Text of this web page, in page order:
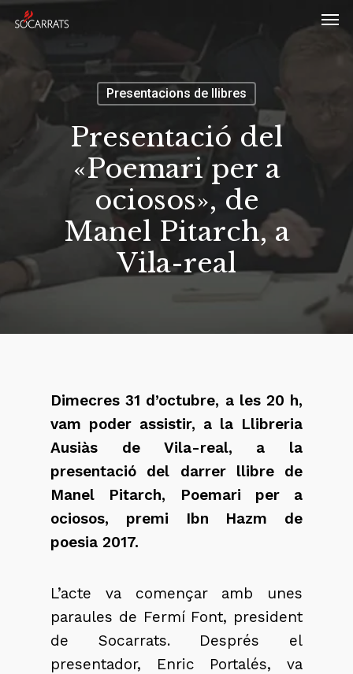
Skip
content
Presentacions de llibres
Presentació del
«Poemari per a
ociosos», de
Manel Pitarch, a
Vila-real
Dimecres 31 d’octubre, a les 20 h,
vam poder assistir, a la Llibreria
Ausiàs de Vila-real, a la
presentació del darrer llibre de
Manel Pitarch,
Poemari per a
ociosos, premi Ibn Hazm de
poesia 2017.
L’acte va començar amb unes
paraules de Fermí Font, president
de Socarrats. Després el
presentador, Enric Portalés, va